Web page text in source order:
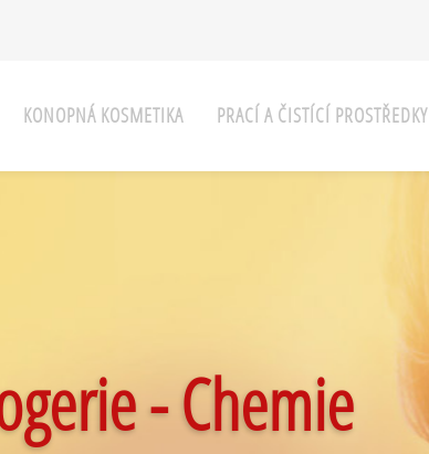
KONOPNÁ KOSMETIKA PRACÍ A ČISTÍCÍ PROSTŘEDKY
- Chemie